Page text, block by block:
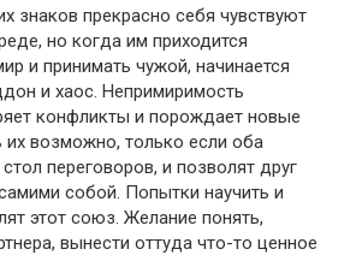
знаков прекрасно себя чувствуют
но когда им приходится
и принимать чужой, начинается
и хаос. Непримиримость
конфликты и порождает новые
возможно, только если оба
переговоров, и позволят друг
собой. Попытки научить и
этот союз. Желание понять,
вынести оттуда что-то ценное